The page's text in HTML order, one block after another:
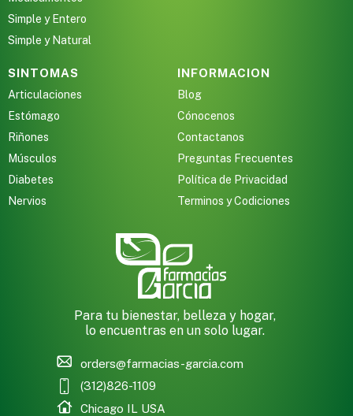
Simple y Entero
Simple y Natural
SINTOMAS
Articulaciones
Estómago
Riñones
Músculos
Diabetes
Nervios
INFORMACION
Blog
Cónocenos
Contactanos
Preguntas Frecuentes
Política de Privacidad
Terminos y Codiciones
Para tu bienestar, belleza y hogar,
lo encuentras en un solo lugar.
orders@farmacias-garcia.com
(312)826-1109
Chicago IL USA